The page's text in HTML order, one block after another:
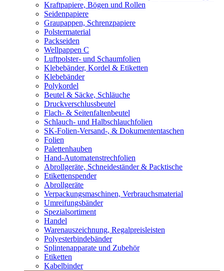
Kraftpapiere, Bögen und Rollen
Seidenpapiere
Graupappen, Schrenzpapiere
Polstermaterial
Packseiden
Wellpappen C
Luftpolster- und Schaumfolien
Klebebänder, Kordel & Etiketten
Klebebänder
Polykordel
Beutel & Säcke, Schläuche
Druckverschlussbeutel
Flach- & Seitenfaltenbeutel
Schlauch- und Halbschlauchfolien
SK-Folien-Versand-, & Dokumententaschen
Folien
Palettenhauben
Hand-Automatenstrechfolien
Abrollgeräte, Schneideständer & Packtische
Etikettenspender
Abrollgeräte
Verpackungsmaschinen, Verbrauchsmaterial
Umreifungsbänder
Spezialsortiment
Handel
Warenauszeichnung, Regalpreisleisten
Polyesterbindebänder
Splintenapparate und Zubehör
Etiketten
Kabelbinder